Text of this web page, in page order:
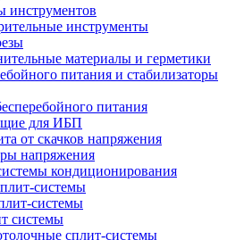
инструментов
инструменты
материалы и герметики
питания и стабилизаторы
питания
для ИБП
от скачков напряжения
напряжения
кондиционирования
системы
системы
системы
сплит-системы